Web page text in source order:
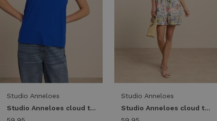
Studio Anneloes
Studio Anneloes cloud top 13820 Tops en Singlets 7301 electric blue
Studio Anneloes
Studio Anneloes cloud top 13820 Tops en Singlets 4400 pop pink